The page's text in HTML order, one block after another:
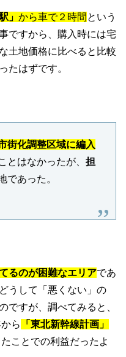
」 から車で２時間 という
ですから、購入時には宅
土地価格に比べると比較
たはずです。
街化調整区域に編入
とはなかったが、 担
であった。
るのが困難なエリアであ
うして「悪くない」の
ですが、調べてみると、
ら
「東北新幹線計画」
ことでの利益だったよ